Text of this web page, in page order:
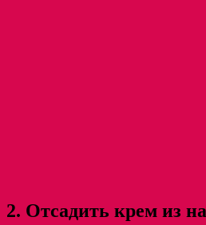
2. Отсадить крем из